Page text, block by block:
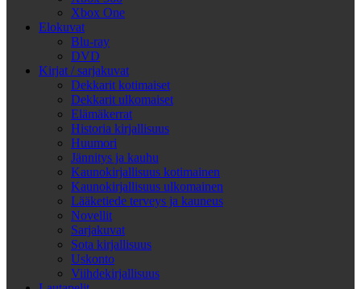
Xbox One
Elokuvat
Blu-ray
DVD
Kirjat / sarjakuvat
Dekkarit kotimaiset
Dekkarit ulkomaiset
Elämäkerrat
Historia kirjallisuus
Huumori
Jännitys ja kauhu
Kaunokirjallisuus kotimainen
Kaunokirjallisuus ulkomainen
Lääketiede terveys ja kauneus
Novellit
Sarjakuvat
Sota kirjallisuus
Uskonto
Viihdekirjallisuus